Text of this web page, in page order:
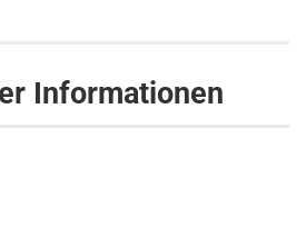
Informationen